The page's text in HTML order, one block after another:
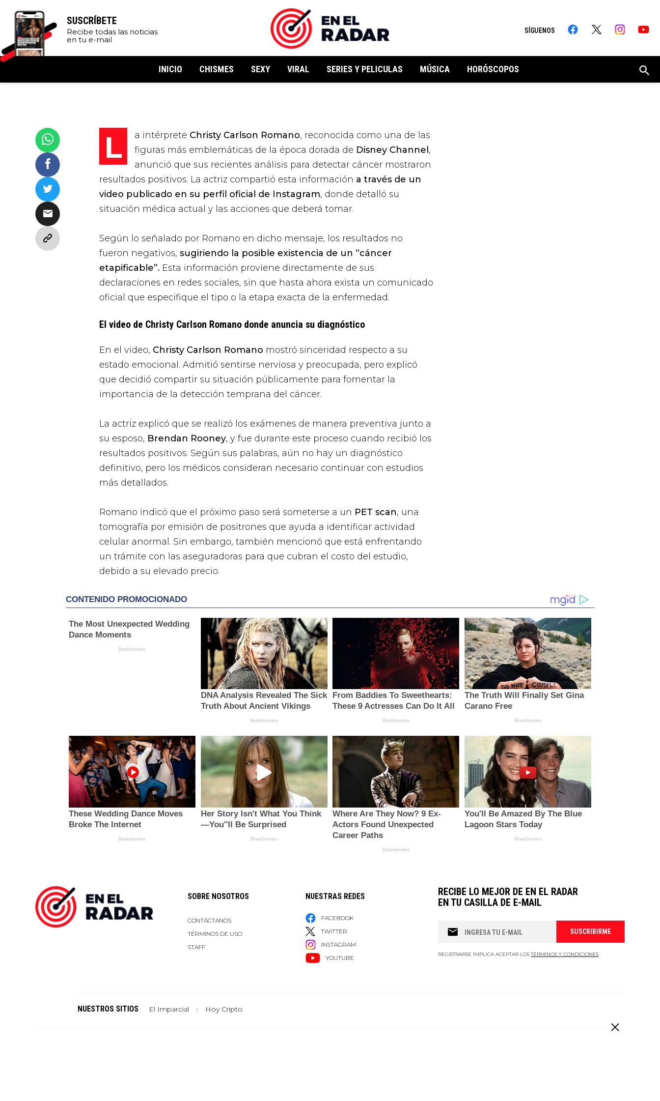
SUSCRÍBETE
Recibe todas las noticias
en tu e-mail
SÍGUENOS
INICIO CHISMES SEXY VIRAL SERIES Y PELICULAS MÚSICA HORÓSCOPOS
La intérprete Christy Carlson Romano, reconocida como una de las
figuras más emblemáticas de la época dorada de Disney Channel ,
anunció que sus recientes análisis para detectar cáncer mostraron
resultados positivos. La actriz compartió esta información a través de un
video publicado en su perfil oficial de Instagram, donde detalló su
situación médica actual y las acciones que deberá tomar.
Según lo señalado por Romano en dicho mensaje, los resultados no
fueron negativos, sugiriendo la posible existencia de un “cáncer
etapificable”. Esta información proviene directamente de sus
declaraciones en redes sociales, sin que hasta ahora exista un comunicado
oficial que especifique el tipo o la etapa exacta de la enfermedad.
El video de Christy Carlson Romano donde anuncia su diagnóstico
En el video, Christy Carlson Romano mostró sinceridad respecto a su
estado emocional. Admitió sentirse nerviosa y preocupada, pero explicó
que decidió compartir su situación públicamente para fomentar la
importancia de la detección temprana del cáncer.
La actriz explicó que se realizó los exámenes de manera preventiva junto a
su esposo, Brendan Rooney, y fue durante este proceso cuando recibió los
resultados positivos. Según sus palabras, aún no hay un diagnóstico
definitivo, pero los médicos consideran necesario continuar con estudios
más detallados.
Romano indicó que el próximo paso será someterse a un PET scan, una
tomografía por emisión de positrones que ayuda a identificar actividad
celular anormal. Sin embargo, también mencionó que está enfrentando
un trámite con las aseguradoras para que cubran el costo del estudio,
debido a su elevado precio.
SOBRE NOSOTROS
CONTÁCTANOS
TÉRMINOS DE USO
STAFF
NUESTRAS REDES
FACEBOOK
TWITTER
INSTAGRAM
YOUTUBE
RECIBE LO MEJOR DE EN EL RADAR
EN TU CASILLA DE E-MAIL
REGISTRARSE IMPLICA ACEPTAR LOS TÉRMINOS Y CONDICIONES
NUESTROS SITIOS El Imparcial | Hoy Cripto